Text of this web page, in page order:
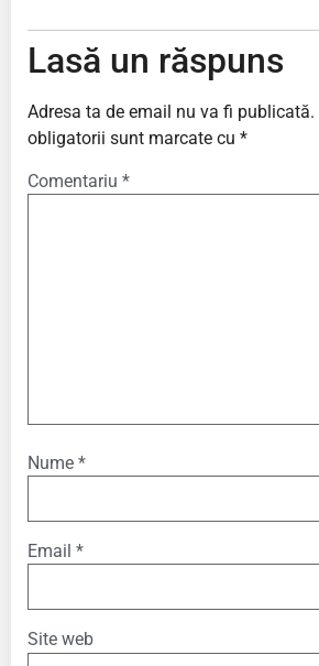
Lasă un răspuns
Adresa ta de email nu va fi publicată.
obligatorii sunt marcate cu *
Comentariu *
Nume *
Email *
Site web